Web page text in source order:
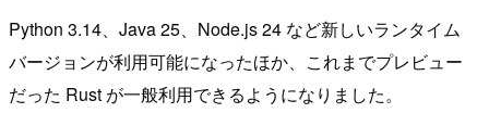
Python 3.14、Java 25、Node.js 24 など新しいランタイム
バージョンが利用可能になったほか、これまでプレビュー
だった Rust が一般利用できるようになりました。